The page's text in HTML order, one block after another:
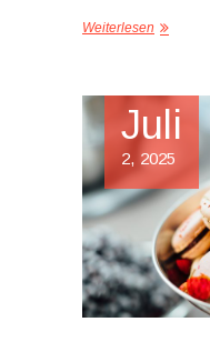
Weiterlesen
Juli
2, 2025